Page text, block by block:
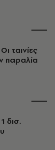
ταινίες
παραλία
δισ.